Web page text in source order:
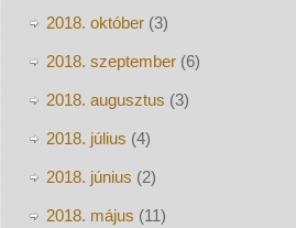
2018. október(3)
2018. szeptember(6)
2018. augusztus (3)
2018. július (4)
2018. június (2)
2018. május (11)